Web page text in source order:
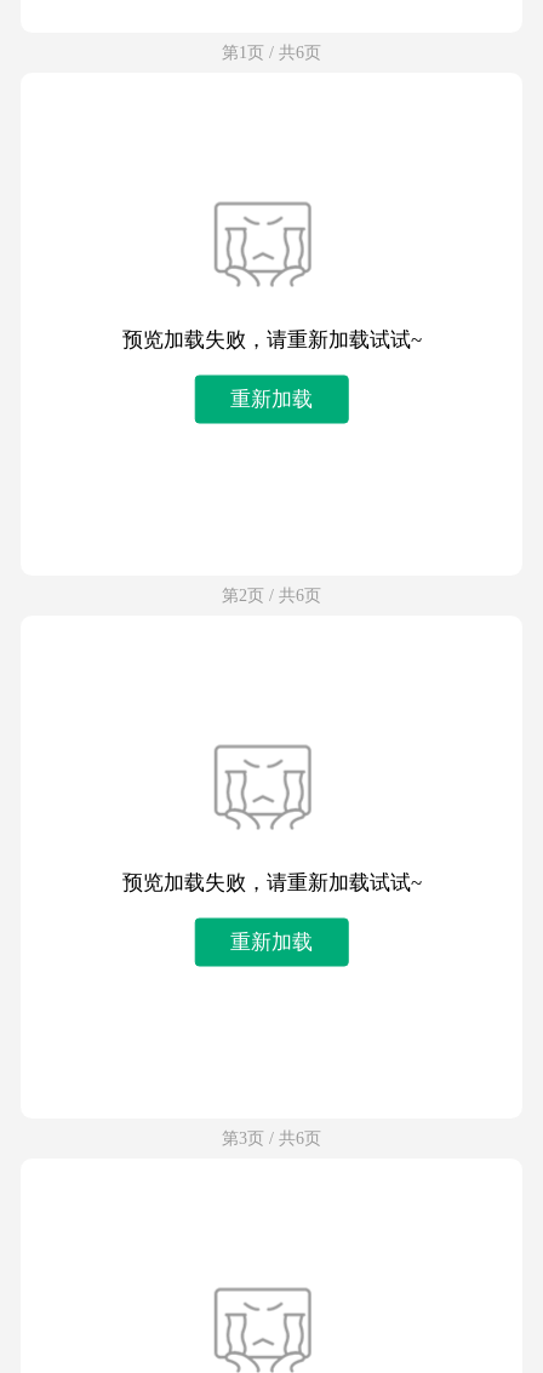
第1页 / 共6页
预览加载失败，请重新加载试试~
重新加载
第2页 / 共6页
预览加载失败，请重新加载试试~
重新加载
第3页 / 共6页